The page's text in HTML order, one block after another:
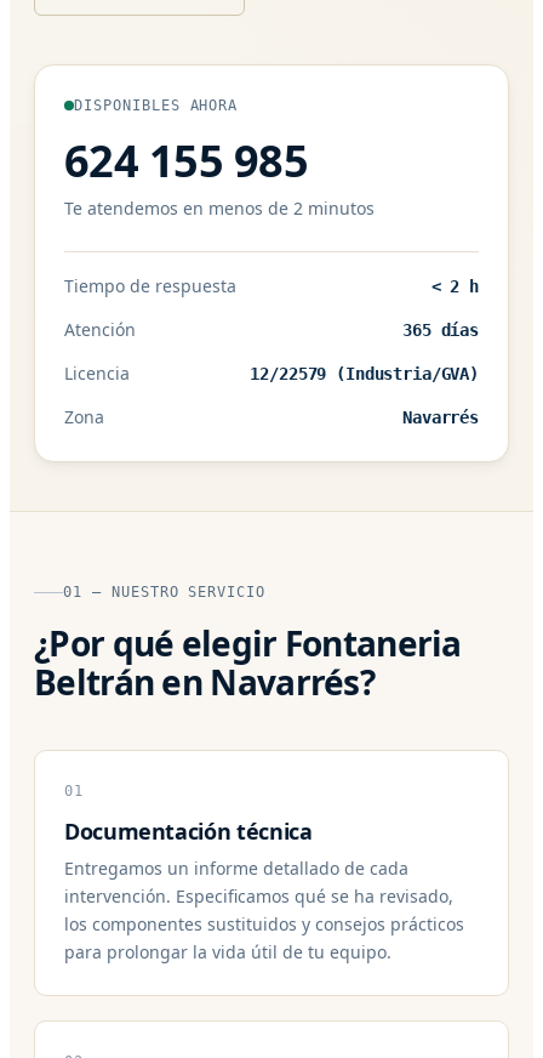
DISPONIBLES AHORA
624 155 985
Te atendemos en menos de 2 minutos
Tiempo de respuesta < 2 h
Atención 365 días
Licencia 12/22579 (Industria/GVA)
Zona Navarrés
01 — NUESTRO SERVICIO
¿Por qué elegir Fontaneria
Beltrán en Navarrés?
01
Documentación técnica
Entregamos un informe detallado de cada
intervención. Especificamos qué se ha revisado,
los componentes sustituidos y consejos prácticos
para prolongar la vida útil de tu equipo.